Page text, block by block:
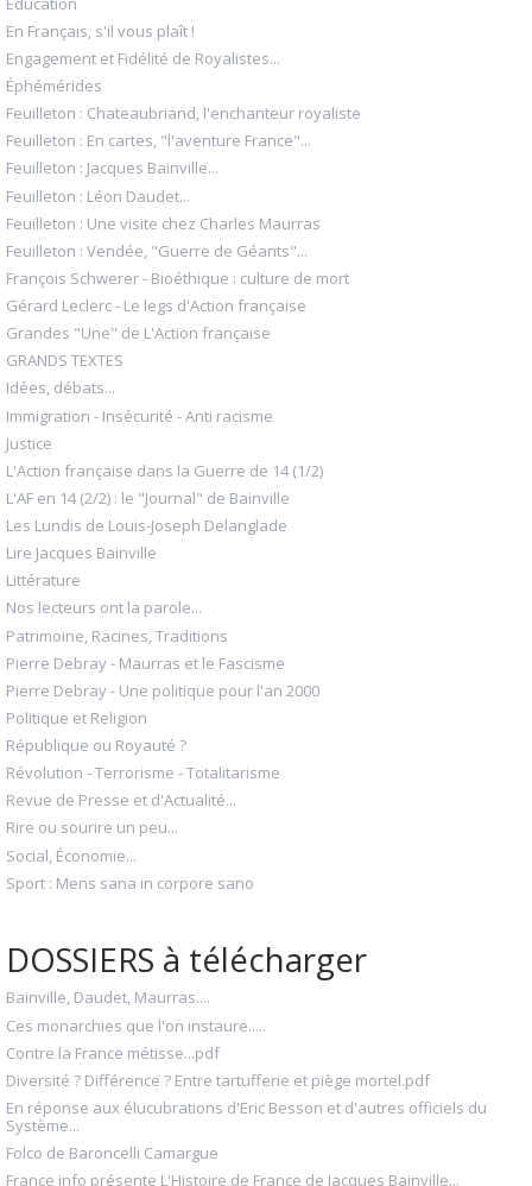
En Français, s'il vous plaît !
Engagement et Fidélité de Royalistes...
Éphémérides
Feuilleton : Chateaubriand, l'enchanteur royaliste
Feuilleton : En cartes, "l'aventure France"...
Feuilleton : Jacques Bainville...
Feuilleton : Léon Daudet...
Feuilleton : Une visite chez Charles Maurras
Feuilleton : Vendée, "Guerre de Géants"...
François Schwerer - Bioéthique : culture de mort
Gérard Leclerc - Le legs d'Action française
Grandes "Une" de L'Action française
GRANDS TEXTES
Idées, débats...
Immigration - Insécurité - Anti racisme
Justice
L'Action française dans la Guerre de 14 (1/2)
L'AF en 14 (2/2) : le "Journal" de Bainville
Les Lundis de Louis-Joseph Delanglade
Lire Jacques Bainville
Littérature
Nos lecteurs ont la parole...
Patrimoine, Racines, Traditions
Pierre Debray - Maurras et le Fascisme
Pierre Debray - Une politique pour l'an 2000
Politique et Religion
République ou Royauté ?
Révolution - Terrorisme - Totalitarisme
Revue de Presse et d'Actualité...
Rire ou sourire un peu...
Social, Économie...
Sport : Mens sana in corpore sano
DOSSIERS à télécharger
Bainville, Daudet, Maurras....
Ces monarchies que l'on instaure.....
Contre la France métisse...pdf
Diversité ? Différence ? Entre tartufferie et piège mortel.pdf
En réponse aux élucubrations d'Eric Besson et d'autres officiels du
Système...
Folco de Baroncelli Camargue
France info présente L'Histoire de France de Jacques Bainville...